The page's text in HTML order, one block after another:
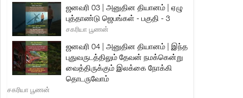
ஜனவரி 03 | அனுதின தியானம் | ஏழு
புத்தாண்டு ஜெபங்கள் - பகுதி - 3
சகரியா பூணன்
ஜனவரி 04 | அனுதின தியானம் | இந்த
புதுவருடத்திலும் தேவன் நமக்கென்று
வைத்திருக்கும் இலக்கை நோக்கி
தொடருவோம்
சகரியா பூணன்